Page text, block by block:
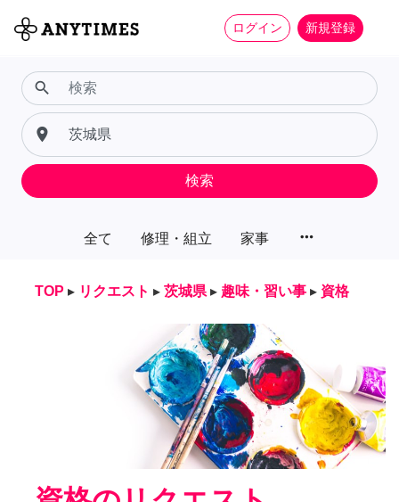
ログイン 新規登録
全て 修理・組立 家事 more_horiz
search
place
検索
TOP ▸ リクエスト ▸ 茨城県 ▸ 趣味・習い事 ▸ 資格